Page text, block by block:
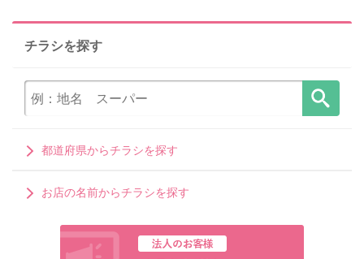
チラシを探す
都道府県からチラシを探す
お店の名前からチラシを探す